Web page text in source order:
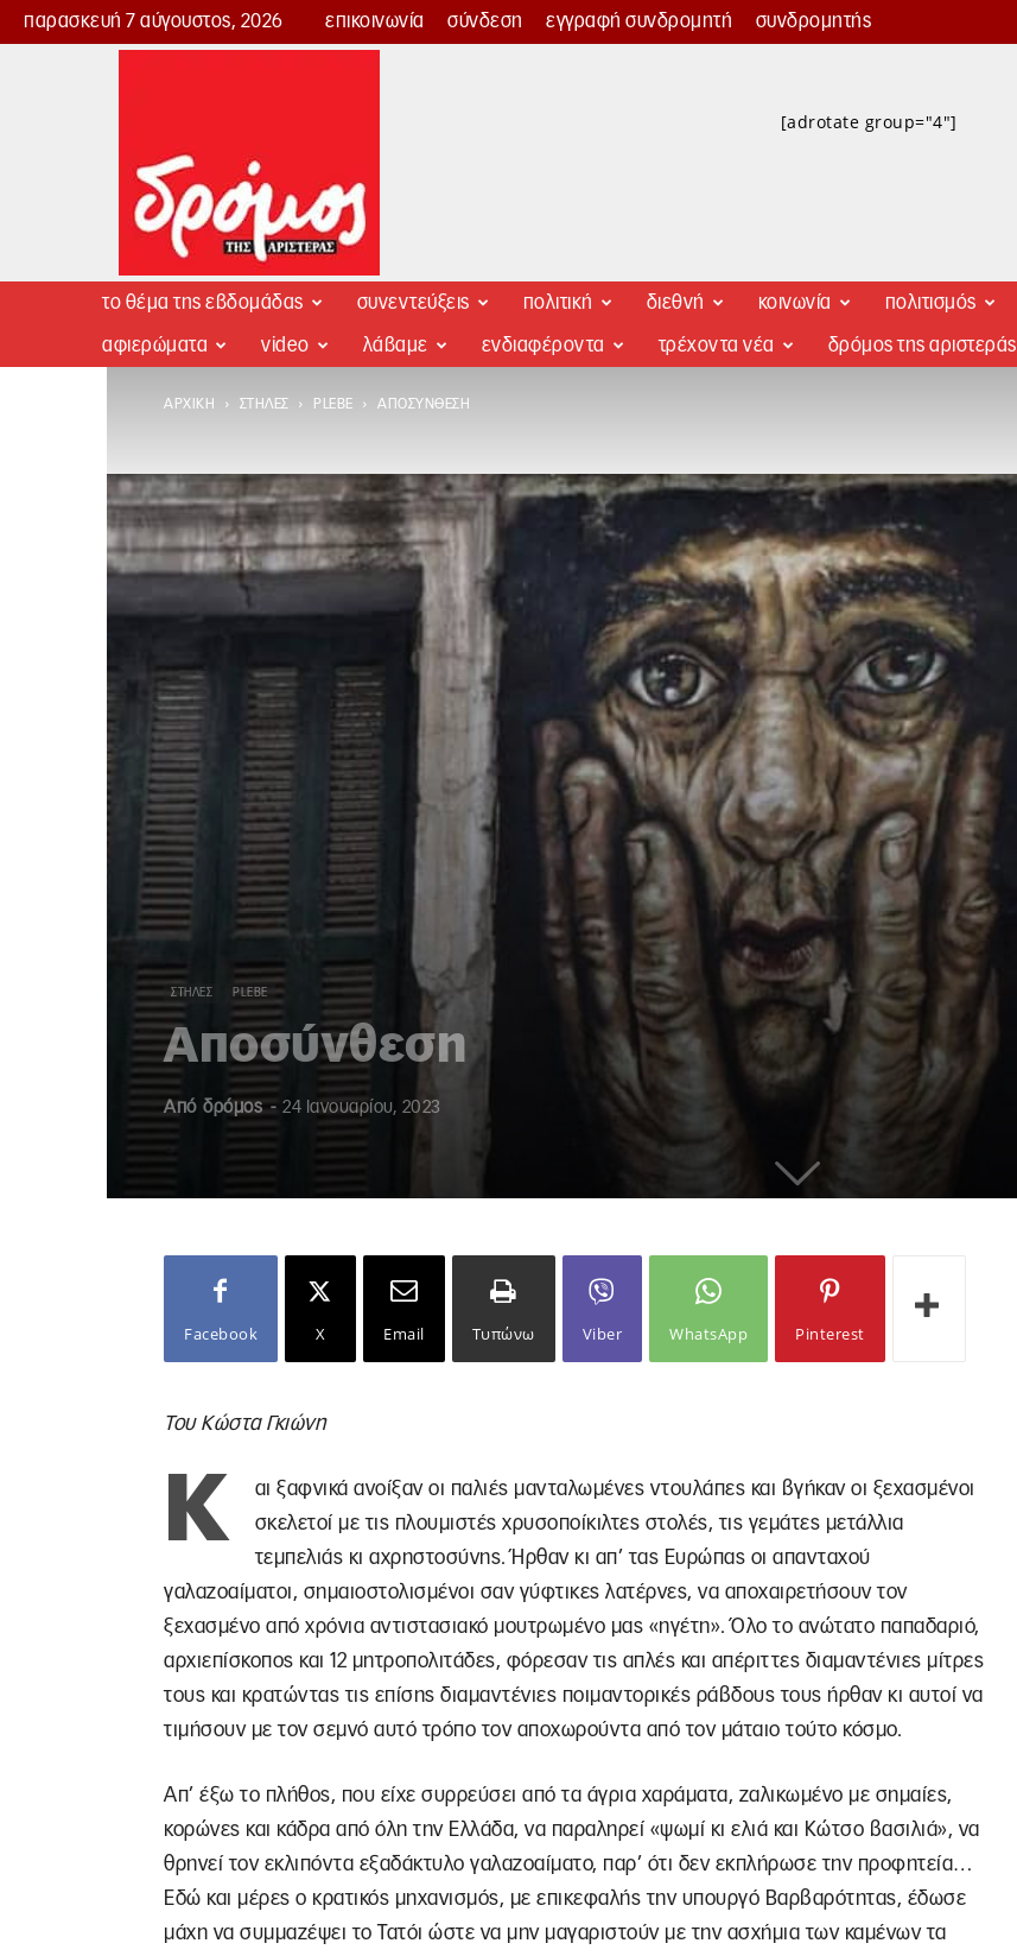
παρασκευή 7 αύγουστος, 2026 επικοινωνία σύνδεση εγγραφή συνδρομητή συνδρομητής
Δρόμος
[adrotate group="4"]
το θέμα της εβδομάδας συνεντεύξεις πολιτική διεθνή κοινωνία πολιτισμός
αφιερώματα video λάβαμε ενδιαφέροντα τρέχοντα νέα δρόμος της αριστεράς
ΑΡΧΙΚΉ ΣΤΉΛΕΣ PLEBE ΑΠΟΣΎΝΘΕΣΗ
ΣΤΉΛΕΣ PLEBE
Αποσύνθεση
Από δρόμος - 24 Ιανουαρίου, 2023
Facebook X Email Τυπώνω Viber WhatsApp Pinterest
Του Κώστα Γκιώνη
Κ
αι ξαφνικά ανοίξαν οι παλιές μανταλωμένες ντουλάπες και βγήκαν οι ξεχασμένοι
σκελετοί με τις πλουμιστές χρυσοποίκιλτες στολές, τις γεμάτες μετάλλια
τεμπελιάς κι αχρηστοσύνης. Ήρθαν κι απ’ τας Ευρώπας οι απανταχού
γαλαζοαίματοι, σημαιοστολισμένοι σαν γύφτικες λατέρνες, να αποχαιρετήσουν τον
ξεχασμένο από χρόνια αντιστασιακό μουτρωμένο μας «ηγέτη». Όλο το ανώτατο παπαδαριό,
αρχιεπίσκοπος και 12 μητροπολιτάδες, φόρεσαν τις απλές και απέριττες διαμαντένιες μίτρες
τους και κρατώντας τις επίσης διαμαντένιες ποιμαντορικές ράβδους τους ήρθαν κι αυτοί να
τιμήσουν με τον σεμνό αυτό τρόπο τον αποχωρούντα από τον μάταιο τούτο κόσμο.
Απ’ έξω το πλήθος, που είχε συρρεύσει από τα άγρια χαράματα, ζαλικωμένο με σημαίες,
κορώνες και κάδρα από όλη την Ελλάδα, να παραληρεί «ψωμί κι ελιά και Κώτσο βασιλιά», να
θρηνεί τον εκλιπόντα εξαδάκτυλο γαλαζοαίματο, παρ’ ότι δεν εκπλήρωσε την προφητεία…
Εδώ και μέρες ο κρατικός μηχανισμός, με επικεφαλής την υπουργό Βαρβαρότητας, έδωσε
μάχη να συμμαζέψει το Τατόι ώστε να μην μαγαριστούν με την ασχήμια των καμένων τα